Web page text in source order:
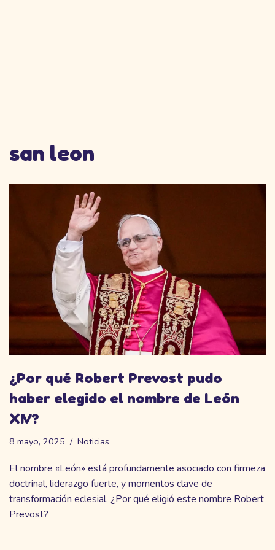
san leon
¿Por qué Robert Prevost pudo
haber elegido el nombre de León
XIV?
8 mayo, 2025 Noticias
El nombre «León» está profundamente asociado con firmeza
doctrinal, liderazgo fuerte, y momentos clave de
transformación eclesial. ¿Por qué eligió este nombre Robert
Prevost?